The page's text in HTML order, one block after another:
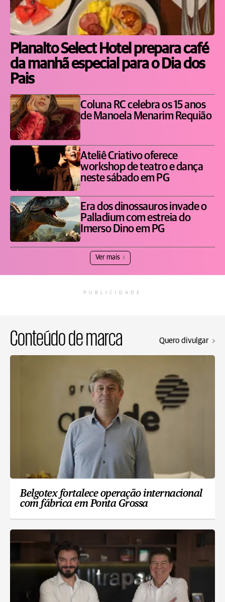
Planalto Select Hotel prepara café
da manhã especial para o Dia dos
Pais
Coluna RC celebra os 15 anos
de Manoela Menarim Requião
Ateliê Criativo oferece
workshop de teatro e dança
neste sábado em PG
Era dos dinossauros invade o
Palladium com estreia do
Imerso Dino em PG
Ver mais
PUBLICIDADE
Conteúdo de marca Quero divulgar
Belgotex fortalece operação internacional
com fábrica em Ponta Grossa